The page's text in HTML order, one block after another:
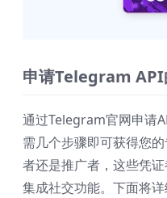
申请Telegram API
通过Telegram官网申请
需几个步骤即可获得您
者还是推广者，这些凭
集成社交功能。下面将